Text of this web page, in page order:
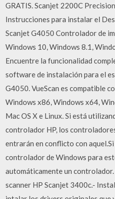
GRATIS. Scanjet 2200C
Instrucciones para instalar el
Scanjet G4050 Controlador de
Windows 10, Windows 8.1,
Encuentre la funcionalidad
software de instalación para el
G4050. VueScan es compatible
Windows x86, Windows x64,
Mac OS X e Linux. Si está
controlador HP, los
entrarán en conflicto con
controlador de Windows para
automáticamente un
scanner HP Scanjet 3400c.-